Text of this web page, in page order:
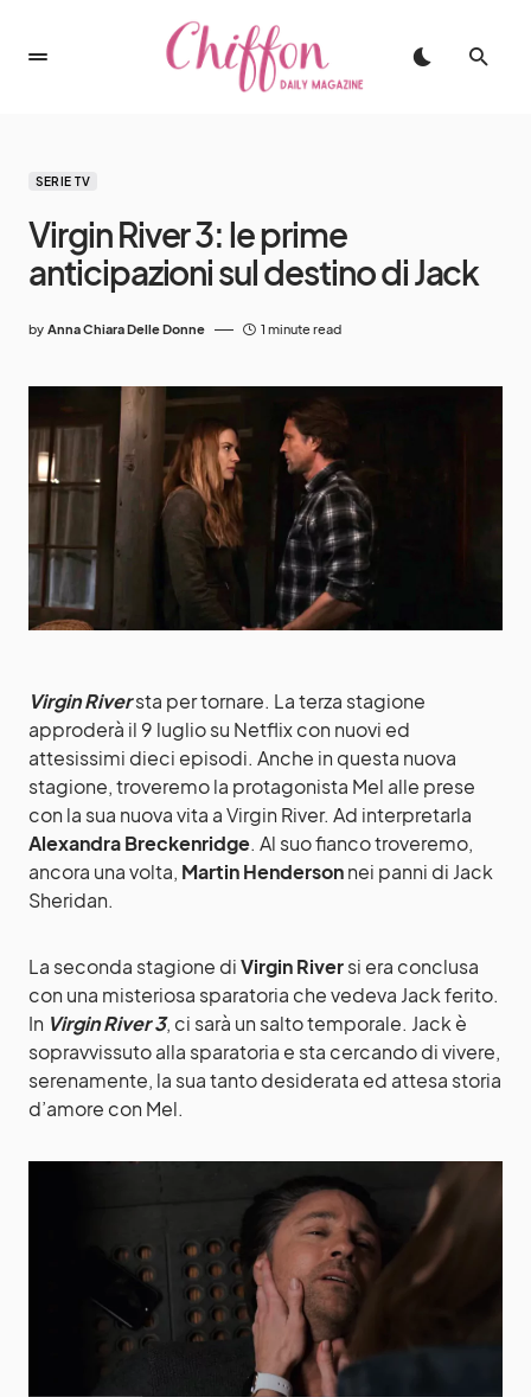
SERIE TV
Virgin River 3: le prime
anticipazioni sul destino di Jack
by Anna Chiara Delle Donne 1 minute read
Virgin Riversta per tornare. La terza stagione
approderà il 9 luglio su Netflix con nuovi ed
attesissimi dieci episodi. Anche in questa nuova
stagione, troveremo la protagonista Mel alle prese
con la sua nuova vita a Virgin River. Ad interpretarla
Alexandra Breckenridge. Al suo fianco troveremo,
ancora una volta, Martin Hendersonnei panni di Jack
Sheridan.
La seconda stagione diVirgin Riversi era conclusa
con una misteriosa sparatoria che vedeva Jack ferito.
In Virgin River 3, ci sarà un salto temporale. Jack è
sopravvissuto alla sparatoria e sta cercando di vivere,
serenamente, la sua tanto desiderata ed attesa storia
d’amore con Mel.